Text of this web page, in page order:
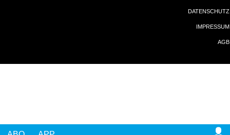
DATENSCHUTZ
IMPRESSUM
AGB